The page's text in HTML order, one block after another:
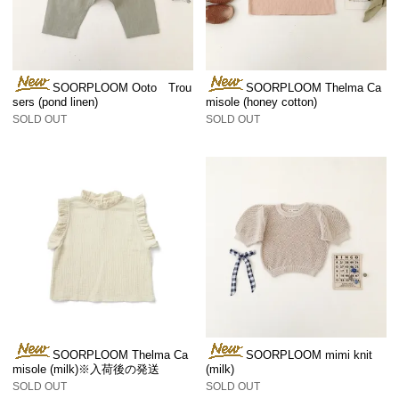
SOORPLOOM Ooto Trou
sers (pond linen)
SOLD OUT
SOORPLOOM Thelma Ca
misole (honey cotton)
SOLD OUT
SOORPLOOM Thelma Ca
misole (milk)※入荷後の発送
SOLD OUT
SOORPLOOM mimi knit
(milk)
SOLD OUT